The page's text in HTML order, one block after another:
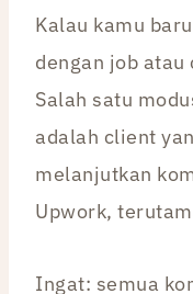
Kalau kamu
dengan job
Salah satu
adalah client
melanjutkan
Upwork,
Ingat: semua